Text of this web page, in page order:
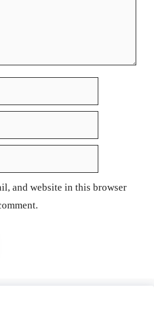
and website in this browser